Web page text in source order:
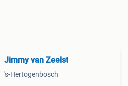
Jimmy van Zeelst
's-Hertogenbosch